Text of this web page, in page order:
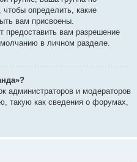
определить, какие
вам присвоены.
предоставить вам разрешение
в личном разделе.
администраторов и модераторов
такую как сведения о форумах,